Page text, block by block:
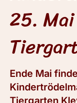
25.
Ende Mai
Tiergarten